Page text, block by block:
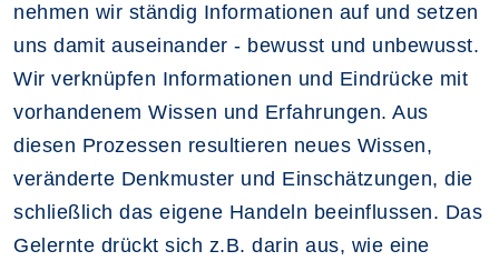
nehmen wir ständig Informationen auf und setzen
uns damit auseinander - bewusst und unbewusst.
Wir verknüpfen Informationen und Eindrücke mit
vorhandenem Wissen und Erfahrungen. Aus
diesen Prozessen resultieren neues Wissen,
veränderte Denkmuster und Einschätzungen, die
schließlich das eigene Handeln beeinflussen. Das
Gelernte drückt sich z.B. darin aus, wie eine